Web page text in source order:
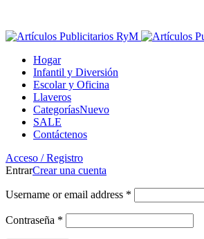
Hogar
Infantil y Diversión
Escolar y Oficina
Llaveros
CategoríasNuevo
SALE
Contáctenos
Acceso / Registro
EntrarCrear una cuenta
Username or email address *
Contraseña *